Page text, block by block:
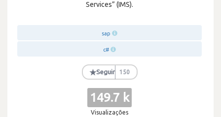
Services” (IMS).
sap
c#
★Seguir 150
149.7 k
Visualizações